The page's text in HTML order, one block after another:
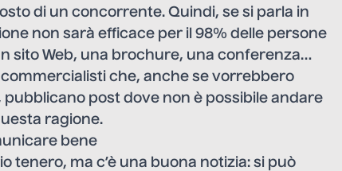
di un concorrente. Quindi, se si parla in
non sarà efficace per il 98% delle persone
sito Web, una brochure, una conferenza…
che, anche se vorrebbero
post dove non è possibile andare
ragione.
bene
tenero, ma c’è una buona notizia: si può